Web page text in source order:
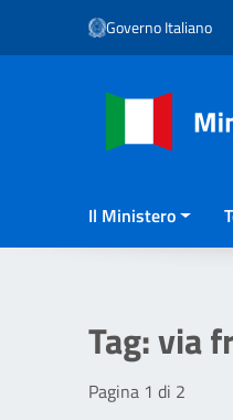
Vai ai contenuti
Vai al menu di
Governo Italiano
Il Ministero
Tag:via
Pagina 1 di 2